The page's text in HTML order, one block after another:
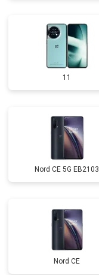
11
Nord CE 5G EB2103
Nord CE